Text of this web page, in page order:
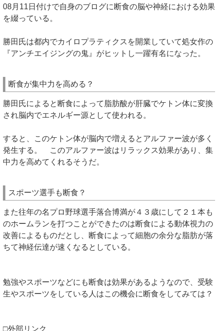
08月11日付けで自身のブログに断食の脳や神経における効果
を綴っている。
勝田氏は都内でカイロプラティクスを開業していて処女作の
『アンチエイジングの鬼』がヒットし一躍有名になった。
断食が集中力を高める？
勝田氏によると断食によって脂肪酸が肝臓でケトン体に変換
され脳内でエネルギー源として使われる。
すると、このケトン体が脳内で増えるとアルファー波が多く
発生する。 このアルファー波はリラックス効果があり、集
中力を高めてくれるそうだ。
スポーツ選手も断食？
また往年の名プロ野球選手落合博満が４３歳にして２１本も
のホームランを打つことができたのは断食による動体視力の
改善によるものだとし、断食によって細胞の余分な脂肪が落
ちて神経伝達が速くなるとしている。
勉強やスポーツなどにも断食は効果があるようなので、受験
生やスポーツをしている人はこの機会に断食をしてみては？
□外部リンク